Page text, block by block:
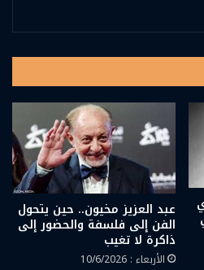
عبد العزيز مخيون.. حين يتحول
الفن إلى فلسفة والحضور إلى
ذاكرة لا تغيب
الأربعاء : 10/6/2026